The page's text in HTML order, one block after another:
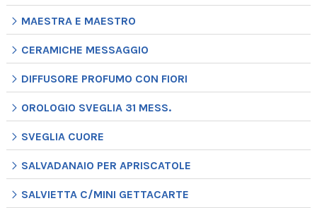
MAESTRA E MAESTRO
CERAMICHE MESSAGGIO
DIFFUSORE PROFUMO CON FIORI
OROLOGIO SVEGLIA 31 MESS.
SVEGLIA CUORE
SALVADANAIO PER APRISCATOLE
SALVIETTA C/MINI GETTACARTE